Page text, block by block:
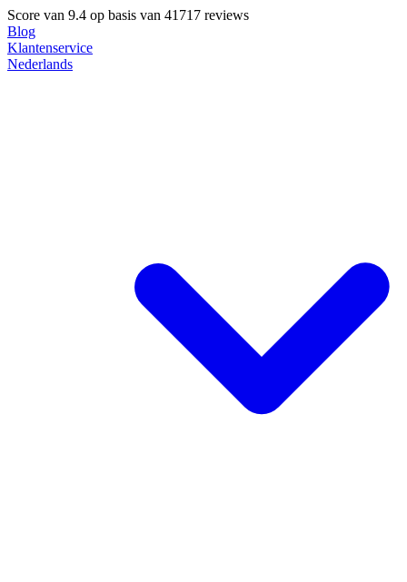
Score van 9.4 op basis van 41717 reviews
Blog
Klantenservice
Nederlands